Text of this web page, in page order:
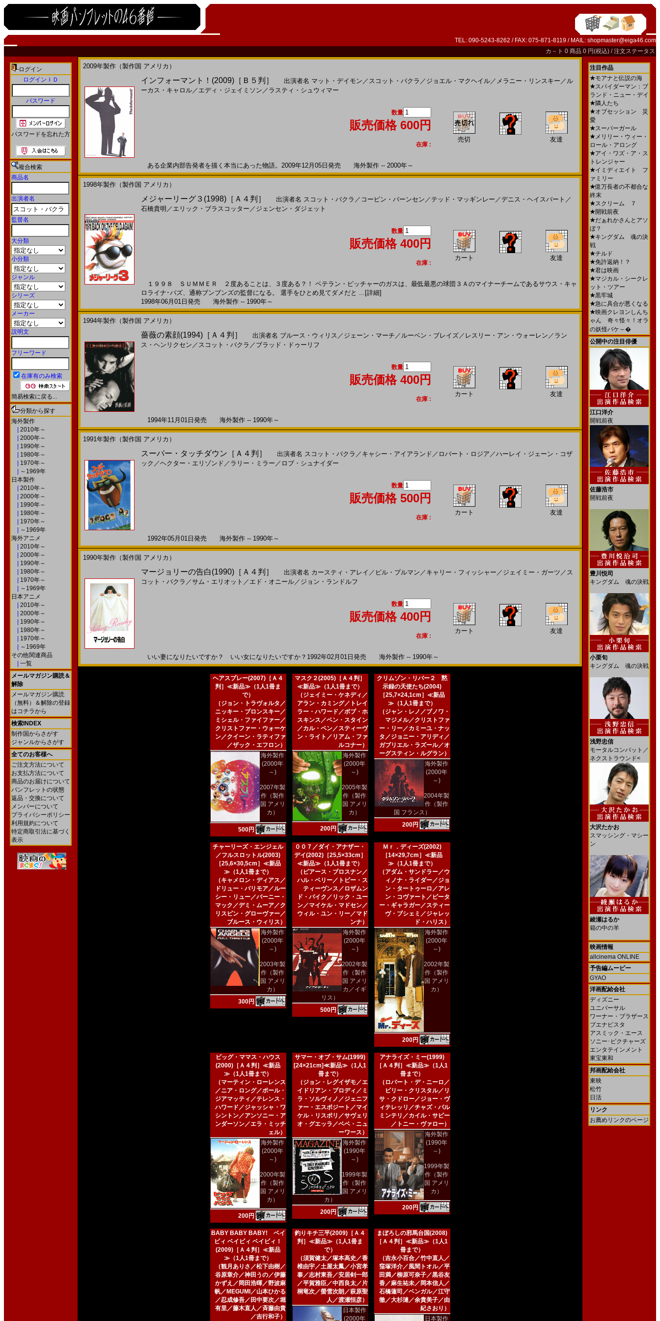
TEL: 090-5243-8262 / FAX: 075-871-8119 / MAIL: shopmaster@eiga46.com
カ－ト 0 商品 0 円(税込) /注文ステータス
ログイン
ログインＩＤ
パスワード
パスワードを忘れた方
複合検索
商品名
出演者名
監督名
大分類
小分類
ジャンル
シリーズ
メーカー
説明文
フリーワード
在庫有のみ検索
簡易検索に戻る...
分類から探す
海外製作
2010年～
2000年～
1990年～
1980年～
1970年～
～1969年
日本製作
2010年～
2000年～
1990年～
1980年～
1970年～
～1969年
海外アニメ
2010年～
2000年～
1990年～
1980年～
1970年～
～1969年
日本アニメ
2010年～
2000年～
1990年～
1980年～
1970年～
～1969年
その他関連商品
一覧
メールマガジン購読＆
解除
メールマガジン購読
（無料）＆解除の登録
はコチラから
検索INDEX
制作国からさがす
ジャンルからさがす
全てのお客様へ
ご注文方法について
お支払方法について
商品のお届けについて
パンフレットの状態
返品・交換について
メンバーについて
プライバシーポリシー
利用規約について
特定商取引法に基づく
表示
2009年製作（製作国 アメリカ）
インフォーマント！(2009)［Ｂ５判］ 出演者名 マット・デイモン ／ スコット・バクラ ／ ジョエル・マクヘイル／ メラニー・リンスキー ／ ル
ーカス・キャロル／ エディ・ジェイミソン ／ ラスティ・シュウィマー
数量
販売価格 600円
在庫 :
売切 友達
ある企業内部告発者を描く本当にあった物語。2009年12月05日発売 海外製作 -- 2000年～
1998年製作（製作国 アメリカ）
メジャーリーグ３(1998)［Ａ４判］ 出演者名 スコット・バクラ ／ コービン・バーンセン ／ テッド・マッギンレー ／デニス・ヘイスバート ／
石橋貴明 ／ エリック・ブラスコッター ／ ジェンセン・ダジェット
数量
販売価格 400円
在庫 :
カート 友達
１９９８ ＳＵＭＭＥＲ ２度あることは、３度ある？！ ベテラン・ピッチャーのガスは、最低最悪の球団３Ａのマイナーチームであるサウス・キャ
ロライナ･バズ、通称ブンブンズの監督になる。 選手をひとめ見てダメだと ... [詳細]
1998年06月01日発売 海外製作 -- 1990年～
1994年製作（製作国 アメリカ）
薔薇の素顔(1994)［Ａ４判］ 出演者名 ブルース・ウィリス ／ ジェーン・マーチ ／ ルーベン・ブレイズ／ レスリー・アン・ウォーレン ／ ラン
ス・ヘンリクセン ／ スコット・バクラ ／ ブラッド・ドゥーリフ
数量
販売価格 400円
在庫 :
カート 友達
1994年11月01日発売 海外製作 -- 1990年～
1991年製作（製作国 アメリカ）
スーパー・タッチダウン［Ａ４判］ 出演者名 スコット・バクラ ／ キャシー・アイアランド ／ ロバート・ロジア ／ハーレイ・ジェーン・コザ
ック ／ヘクター・エリゾンド ／ ラリー・ミラー ／ ロブ・シュナイダー
数量
販売価格 500円
在庫 :
カート 友達
1992年05月01日発売 海外製作 -- 1990年～
1990年製作（製作国 アメリカ）
マージョリーの告白(1990)［Ａ４判］ 出演者名 カースティ・アレイ ／ ビル・プルマン ／ キャリー・フィッシャー ／ ジェイミー・ガーツ ／ ス
コット・バクラ ／サム・エリオット ／ エド・オニール／ ジョン・ランドルフ
数量
販売価格 400円
在庫 :
カート 友達
いい妻になりたいですか？ いい女になりたいですか？1992年02月01日発売 海外製作 -- 1990年～
ヘアスプレー(2007)［Ａ４
判］≪新品≫（1人1冊ま
で）
（ジョン・トラヴォルタ／
ニッキー・ブロンスキー／
ミシェル・ファイファー／
クリストファー・ウォーケ
ン／クイーン・ラティファ
／ザック・エフロン）
海外製作
(2000年
～)
2007年製
作（製作
国 アメリ
カ）
500円
マスク２(2005)［Ａ４判］
≪新品≫（1人1冊まで）
（ジェイミー・ケネディ／
アラン・カミング／トレイ
ラー・ハワード／ボブ・ホ
スキンス／ベン・スタイン
／カル・ペン／スティーヴ
ン・ライト／リアム・ファ
ルコナー）
海外製作
(2000年
～)
2005年製
作（製作
国 アメリ
カ）
200円
クリムゾン・リバー２ 黙
示録の天使たち(2004)
［25,7×24,1cm］≪新品
≫（1人1冊まで）
（ジャン・レノ／ブノワ・
マジメル／クリストファ
ー・リー／カミーユ・ナッ
タ／ジョニー・アリディ／
ガブリエル・ラズール／オ
ーグスティン・ルグラン）
海外製作
(2000年
～)
2004年製
作（製作
国 フランス）
200円
チャーリーズ・エンジェル
／フルスロットル(2003)
［25,6×30,5cm］≪新品
≫（1人1冊まで）
（キャメロン・ディアス／
ドリュー・バリモア／ルー
シー・リュー／バーニー・
マック／デミ・ムーア／ク
リスピン・グローヴァー／
ブルース・ウィリス）
海外製作
(2000年
～)
2003年製
作（製作
国 アメリ
カ）
300円
００７／ダイ・アナザー・
デイ(2002)［25,5×33cm］
≪新品≫（1人1冊まで）
（ピアース・ブロスナン／
ハル・ベリー／トビー・ス
ティーヴンス／ロザムン
ド・パイク／リック・ユー
ン／マイケル・マドセン／
ウィル・ユン・リー／マド
ンナ）
海外製作
(2000年
～)
2002年製
作（製作
国 アメリ
カ／イギ
リス）
500円
Ｍｒ．ディーズ(2002)
［14×29,7cm］≪新品
≫（1人1冊まで）
（アダム・サンドラー／ウ
ィノナ・ライダー／ジョ
ン・タートゥーロ／アレ
ン・コヴァート／ピータ
ー・ギャラガー／スティー
ヴ・ブシェミ／ジャレッ
ド・ハリス）
海外製作
(2000年
～)
2002年製
作（製作
国 アメリ
カ）
200円
ビッグ・ママス・ハウス
(2000)［Ａ４判］≪新品
≫（1人1冊まで）
（マーティン・ローレンス
／ニア・ロング／ポール・
ジアマッティ／テレンス・
ハワード／ジャッシャ・ワ
シントン／アンソニー・ア
ンダーソン／エラ・ミッチ
ェル）
海外製作
(2000年
～)
2000年製
作（製作
国 アメリ
カ）
200円
サマー・オブ・サム(1999)
[24×21cm]≪新品≫（1人1
冊まで）
（ジョン・レグイザモ／エ
イドリアン・ブロディ／ミ
ラ・ソルヴィノ／ジェニフ
ァー・エスポジート／マイ
ケル・リスポリ／サヴェリ
オ・グエッラ／ベベ・ニュ
ーワース）
海外製作
(1990年
～)
1999年製
作（製作
国 アメリ
カ）
200円
アナライズ・ミー(1999)
［Ａ４判］≪新品≫（1人1
冊まで）
（ロバート・デ・ニーロ／
ビリー・クリスタル／リ
サ・クドロー／ジョー・ヴ
ィテレッリ／チャズ・パル
ミンテリ／カイル・サビー
／トニー・ヴァロー）
海外製作
(1990年
～)
1999年製
作（製作
国 アメリ
カ）
200円
BABY BABY BABY! ベイ
ビィ ベイビィ ベイビィ！
(2009)［Ａ４判］≪新品
≫（1人1冊まで）
（観月ありさ／松下由樹／
谷原章介／神田うの／伊藤
かずえ／岡田浩暉／野波麻
帆／MEGUMI／山本ひかる
／忍成修吾／田中要次／堀
有里／藤木直人／斉藤由貴
／吉行和子）
釣りキチ三平(2009)［Ａ４
判］≪新品≫（1人1冊ま
で）
（須賀健太／塚本高史／香
椎由宇／土屋太鳳／小宮孝
泰／志村東吾／安居剣一郎
／平賀雅臣／中西良太／片
桐竜次／螢雪次朗／萩原聖
人／渡瀬恒彦）
日本製作
(2000年
まぼろしの邪馬台国(2008)
［Ａ４判］≪新品≫（1人1
冊まで）
（吉永小百合／竹中直人／
窪塚洋介／風間トオル／平
田満／柳原可奈子／黒谷友
香／麻生祐未／岡本信人／
石橋蓮司／ベンガル／江守
徹／大杉漣／余貴美子／由
紀さおり）
日本製作
注目作品
★モアナと伝説の海
★スパイダーマン：ブ
ランド・ニュー・デイ
★隣人たち
★オブセッション 災
愛
★スーパーガール
★メリリー・ウィー・
ロール・アロング
★アイ・ワズ・ア・ス
トレンジャー
★イミディエイト フ
ァミリー
★億万長者の不都合な
終末
★スクリーム ７
★開戦前夜
★だぁれかさんとアソ
ぼ？
★キングダム 魂の決
戦
★チルド
★免許返納！？
★君は映画
★マジカル・シークレ
ット・ツアー
★黒牢城
★急に具合が悪くなる
★映画クレヨンしんち
ゃん 奇々怪々！オラ
の妖怪バケ～�
公開中の注目俳優
江口洋介
開戦前夜
佐藤浩市
開戦前夜
豊川悦司
キングダム 魂の決戦
小栗旬
キングダム 魂の決戦
浅野忠信
モータルコンバット／
ネクストラウンド<
大沢たかお
スマッシング・マシー
ン
綾瀬はるか
箱の中の羊
映画情報
allcinema ONLINE
予告編ムービー
GYAO
洋画配給会社
ディズニー
ユニバーサル
ワーナー・ブラザース
ブエナビスタ
アスミック・エース
ソニー･ピクチャーズ
エンタテインメント
東宝東和
邦画配給会社
東映
松竹
日活
リンク
お薦めリンクのページ